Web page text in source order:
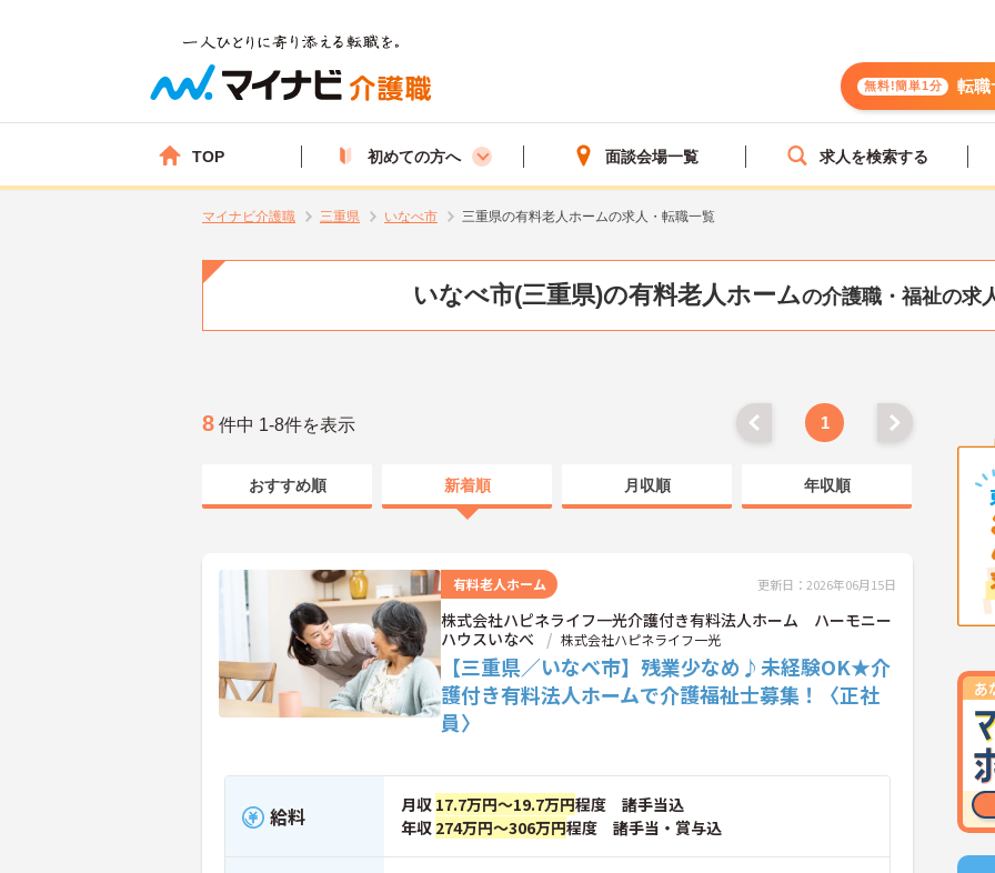
無料!簡単1分 転職
TOP 初めての方へ 面談会場一覧 求人を検索する
マイナビ介護職 三重県 いなべ市 三重県の有料老人ホームの求人・転職一覧
いなべ市(三重県)の有料老人ホームの介護職・福祉の求
8 件中 1-8件を表示 1
おすすめ順 新着順 月収順 年収順
有料老人ホーム 更新日：2026年06月15日
株式会社ハピネライフ一光介護付き有料法人ホーム ハーモニー
ハウスいなべ
株式会社ハピネライフ一光
【三重県／いなべ市】残業少なめ♪未経験OK★介
護付き有料法人ホームで介護福祉士募集！〈正社
員〉
給料 月収 17.7万円～19.7万円程度 諸手当込
年収 274万円～306万円程度 諸手当・賞与込